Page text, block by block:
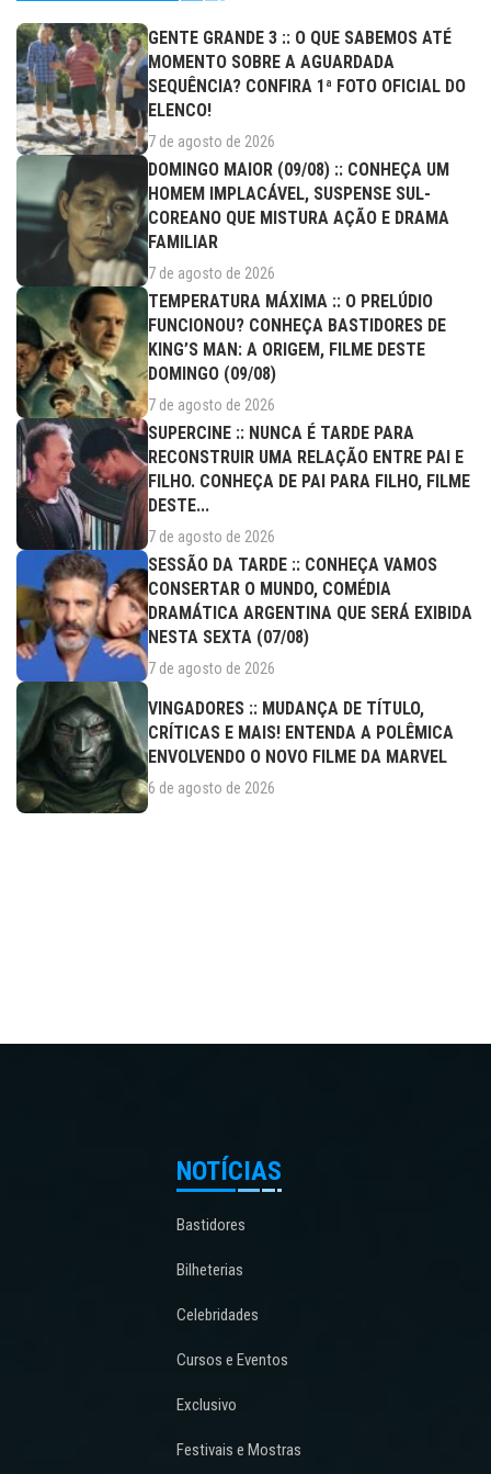
GENTE GRANDE 3 :: O QUE SABEMOS ATÉ
MOMENTO SOBRE A AGUARDADA
SEQUÊNCIA? CONFIRA 1ª FOTO OFICIAL DO
ELENCO!
7 de agosto de 2026
DOMINGO MAIOR (09/08) :: CONHEÇA UM
HOMEM IMPLACÁVEL, SUSPENSE SUL-
COREANO QUE MISTURA AÇÃO E DRAMA
FAMILIAR
7 de agosto de 2026
TEMPERATURA MÁXIMA :: O PRELÚDIO
FUNCIONOU? CONHEÇA BASTIDORES DE
KING’S MAN: A ORIGEM, FILME DESTE
DOMINGO (09/08)
7 de agosto de 2026
SUPERCINE :: NUNCA É TARDE PARA
RECONSTRUIR UMA RELAÇÃO ENTRE PAI E
FILHO. CONHEÇA DE PAI PARA FILHO, FILME
DESTE...
7 de agosto de 2026
SESSÃO DA TARDE :: CONHEÇA VAMOS
CONSERTAR O MUNDO, COMÉDIA
DRAMÁTICA ARGENTINA QUE SERÁ EXIBIDA
NESTA SEXTA (07/08)
7 de agosto de 2026
VINGADORES :: MUDANÇA DE TÍTULO,
CRÍTICAS E MAIS! ENTENDA A POLÊMICA
ENVOLVENDO O NOVO FILME DA MARVEL
6 de agosto de 2026
NOTÍCIAS
Bastidores
Bilheterias
Celebridades
Cursos e Eventos
Exclusivo
Festivais e Mostras